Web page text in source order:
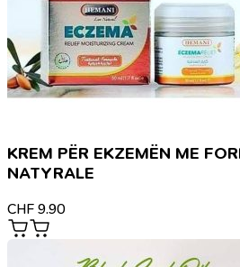
KREM PËR EKZEMËN ME
NATYRALE
CHF 9.90